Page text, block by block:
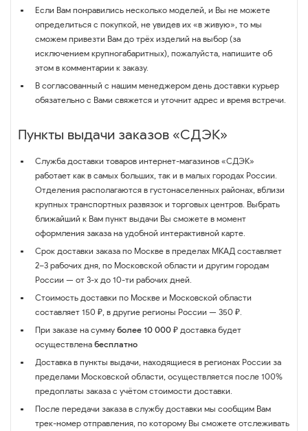
Если Вам понравились несколько моделей, и Вы не можете
определиться с покупкой, не увидев их «в живую», то мы
сможем привезти Вам до трёх изделий на выбор (за
исключением крупногабаритных), пожалуйста, напишите об
этом в комментарии к заказу.
В согласованный с нашим менеджером день доставки курьер
обязательно с Вами свяжется и уточнит адрес и время встречи.
Пункты выдачи заказов «СДЭК»
Служба доставки товаров интернет-магазинов «СДЭК»
работает как в самых больших, так и в малых городах России.
Отделения располагаются в густонаселенных районах, вблизи
крупных транспортных развязок и торговых центров. Выбрать
ближайший к Вам пункт выдачи Вы сможете в момент
оформления заказа на удобной интерактивной карте.
Срок доставки заказа по Москве в пределах МКАД составляет
2–3 рабочих дня, по Московской области и другим городам
России — от 3-х до 10-ти рабочих дней.
Стоимость доставки по Москве и Московской области
составляет 150 ₽, в другие регионы России — 350 ₽.
При заказе на сумму более 10 000 ₽ доставка будет
осуществлена бесплатно
Доставка в пункты выдачи, находящиеся в регионах России за
пределами Московской области, осуществляется после 100%
предоплаты заказа с учётом стоимости доставки.
После передачи заказа в службу доставки мы сообщим Вам
трек-номер отправления, по которому Вы сможете отслеживать